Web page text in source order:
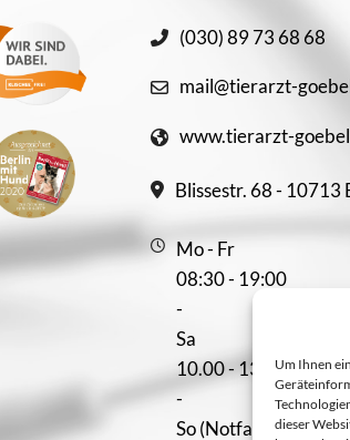
Um Ihnen
dieser
(030) 89 73 68 68
mail@tierarzt-
www.tierarzt-
Blissestr. 68 - 10713
Mo - Fr
08:30 - 19:00
-
Sa
10.00 - 13:00
-
So